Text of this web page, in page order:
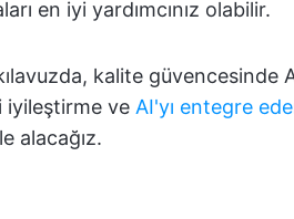
en iyi yardımcınız olabilir.
kılavuzda, kalite
iyileştirme ve AI'yı entegre
alacağız.